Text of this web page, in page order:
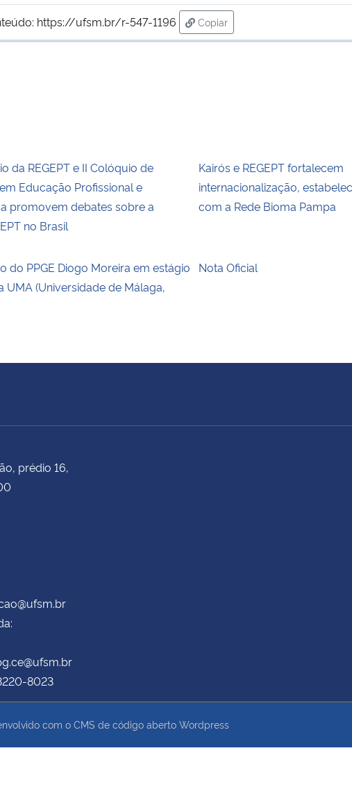
https://ufsm.br/r-547-1196
Copiar
para área de transferência
da REGEPT e II Colóquio de
Educação Profissional e
promovem debates sobre a
no Brasil
Kairós e REGEPT fortalecem
internacionalização,
com a Rede Bioma Pampa
do PPGE Diogo Moreira em estágio
UMA (Universidade de Málaga,
Nota Oficial
prédio 16,
8023
com o CMS de código aberto Wordpress